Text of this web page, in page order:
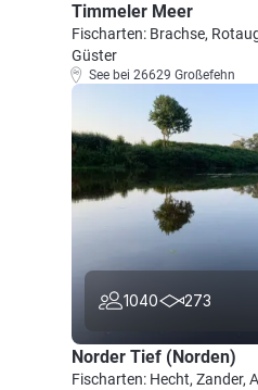
Timmeler Meer
Fischarten: Brachse,
Güster
See bei 26629 Großefehn
1040 273
Norder Tief (Norden)
Fischarten: Hecht, Zander,